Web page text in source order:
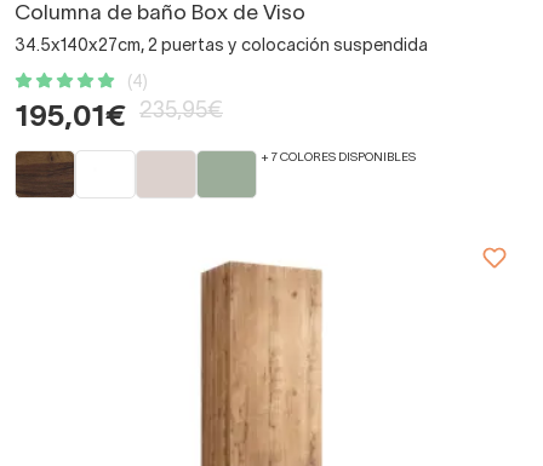
Columna de baño Box de Viso
34.5x140x27cm, 2 puertas y colocación suspendida
(4)
195,01€ 235,95€
+ 7 COLORES DISPONIBLES